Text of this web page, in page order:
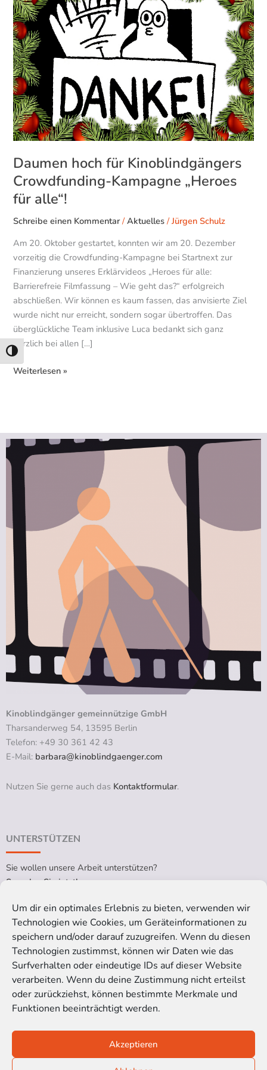
Um dir ein optimales Erlebnis zu bieten, verwenden wir
Technologien wie Cookies, um Geräteinformationen zu
speichern und/oder darauf zuzugreifen. Wenn du diesen
Technologien zustimmst, können wir Daten wie das
Surfverhalten oder eindeutige IDs auf dieser Website
verarbeiten. Wenn du deine Zustimmung nicht erteilst
oder zurückziehst, können bestimmte Merkmale und
Funktionen beeinträchtigt werden.
Akzeptieren
Umschalten auf hohe Kontraste
Daumen hoch für Kinoblindgängers
Crowdfunding-Kampagne „Heroes
für alle“!
Schreibe einen Kommentar /Aktuelles /Jürgen Schulz
Am 20. Oktober gestartet, konnten wir am 20. Dezember
vorzeitig die Crowdfunding-Kampagne bei Startnext zur
Finanzierung unseres Erklärvideos „Heroes für alle:
Barrierefreie Filmfassung – Wie geht das?“ erfolgreich
abschließen. Wir können es kaum fassen, das anvisierte Ziel
wurde nicht nur erreicht, sondern sogar übertroffen. Das
überglückliche Team inklusive Luca bedankt sich ganz
herzlich bei allen […]
für
Kinoblindgängers
Crowdfunding-
Kampagne
„Heroes
für
alle“!
Weiterlesen »
Kinoblindgänger gemeinnützige GmbH
Tharsanderweg 54, 13595 Berlin
Telefon: +49 30 361 42 43
E-Mail: barbara@kinoblindgaenger.com
Nutzen Sie gerne auch das Kontaktformular.
UNTERSTÜTZEN
Sie wollen unsere Arbeit unterstützen?
Spenden Sie jetzt!
RECHTLICHES
Impressum
Datenschutzerklärung
Cookie-Richtlinie (EU)
Satzung der Kinoblindgänger gGmbH
© 2016-2026 Kinoblindgänger gemeinnützige GmbH